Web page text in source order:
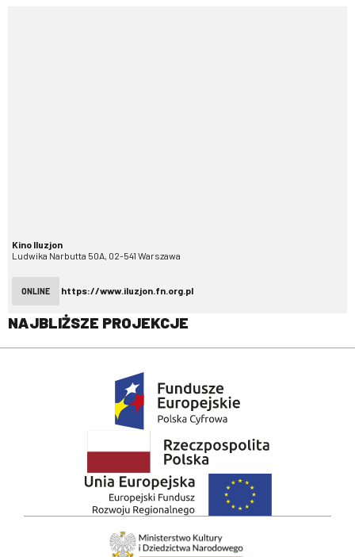
Kino Iluzjon
Ludwika Narbutta 50A, 02-541 Warszawa
ONLINE https://www.iluzjon.fn.org.pl
NAJBLIŻSZE PROJEKCJE